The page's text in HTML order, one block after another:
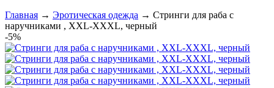
Главная → Эротическая одежда → Стринги для раба с
наручниками , XXL-XXXL, черный
-5%